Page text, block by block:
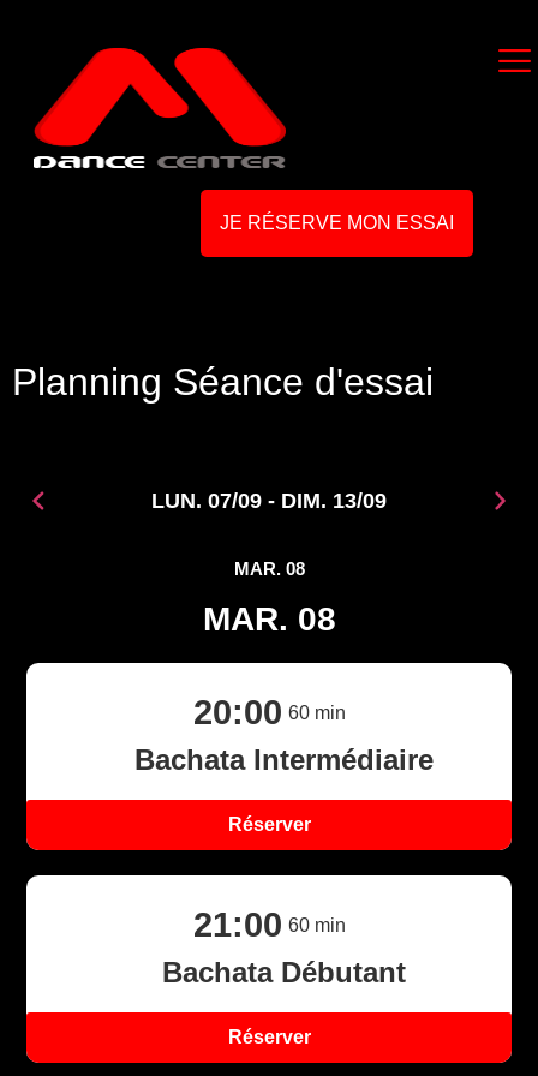
JE RÉSERVE MON ESSAI
Planning Séance d'essai
LUN. 07/09 - DIM. 13/09
MAR. 08
MAR. 08
20:00 60min
Bachata Intermédiaire
Réserver
21:00 60min
Bachata Débutant
Réserver